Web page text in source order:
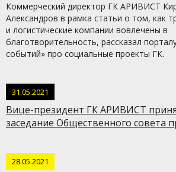
Коммерческий директор ГК АРИВИСТ
Александров в рамка статьи о том, как
и логистические компании вовлечены в
благотворительность, рассказал
событий» про социальные проекты ГК.
31.05.2021
Вице-президент ГК АРИВИСТ
заседание Общественного совета
28.05.2021